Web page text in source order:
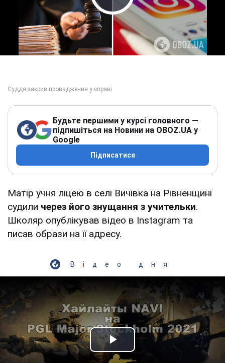
Play Video
Будьте першими у курсі головного —
підпишіться на Новини на OBOZ.UA у
Google
Підписатися
Матір учня ліцею в селі Вичівка на Рівненщині
судили через його знущання з учительки.
Школяр опублікував відео в Instagram та
писав образи на її адресу.
Відео дня
Play Video